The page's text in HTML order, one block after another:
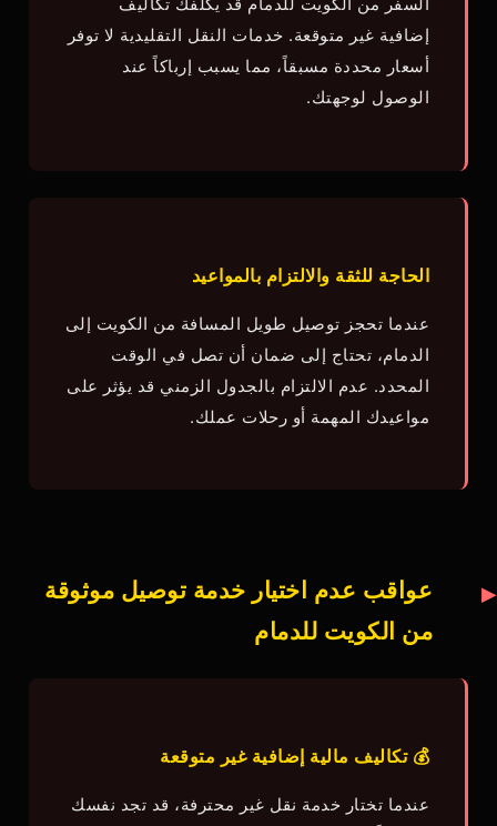
السفر من الكويت للدمام قد يكلفك تكاليف
إضافية غير متوقعة. خدمات النقل التقليدية لا توفر
أسعار محددة مسبقاً، مما يسبب إرباكاً عند
الوصول لوجهتك.
الحاجة للثقة والالتزام بالمواعيد
عندما تحجز توصيل طويل المسافة من الكويت إلى
الدمام، تحتاج إلى ضمان أن تصل في الوقت
المحدد. عدم الالتزام بالجدول الزمني قد يؤثر على
مواعيدك المهمة أو رحلات عملك.
عواقب عدم اختيار خدمة توصيل موثوقة
من الكويت للدمام
💰 تكاليف مالية إضافية غير متوقعة
عندما تختار خدمة نقل غير محترفة، قد تجد نفسك